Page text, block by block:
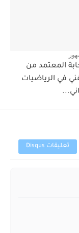
المعتمد من
في الرياضيات
تعليقات Disqus